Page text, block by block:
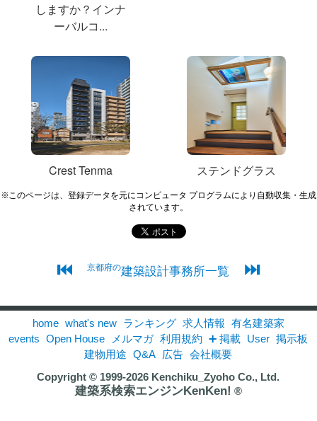
しますか？インナ
ーバルコ...
Crest Tenma ステンドグラス
※このページは、登録データを元にコンピュータ プログラムにより自動収集・生成
されています。
⏮ 京都府の建築設計事務所一覧 ⏭
home what's new ランキング 求人情報 有名建築家
events
Open House メルマガ 利用規約 ➕ 掲載 User 掲示板
建物用途
Q&A 広告 会社概要
Copyright © 1999-2026 Kenchiku_Zyoho Co., Ltd.
建築系検索エンジンKenKen! ®